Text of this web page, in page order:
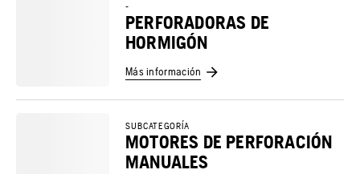
-
PERFORADORAS DE
HORMIGÓN
Más información
SUBCATEGORÍA
MOTORES DE PERFORACIÓN
MANUALES